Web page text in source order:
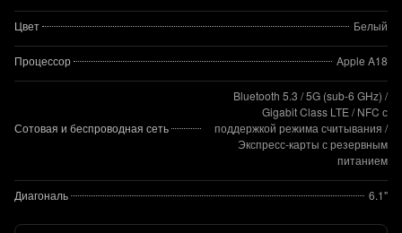
Цвет Белый
Процессор Apple A18
Сотовая и беспроводная сеть
Bluetooth 5.3 / 5G (sub‑6 GHz) /
Gigabit Class LTE / NFC с
поддержкой режима считывания /
Экспресс‑карты с резервным
питанием
Диагональ 6.1"